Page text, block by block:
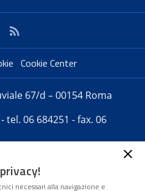
Cookie Center
67/d – 00154 Roma
- tel. 06 684251 - fax. 06
telematica iscritta
del Tribunale di Roma -
necessari alla navigazione e